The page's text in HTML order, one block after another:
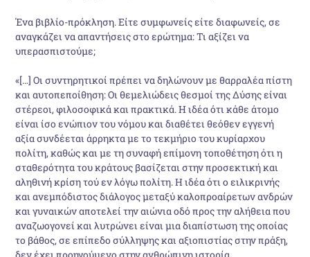
Ένα βιβλίο-πρόκληση. Είτε συμφωνείς είτε διαφωνείς, σε
αναγκάζει να απαντήσεις στο ερώτημα: Τι αξίζει να
υπερασπιστούμε;
«[…] Οι συντηρητικοί πρέπει να δηλώνουν με θαρραλέα πίστη
και αυτοπεποίθηση: Οι θεμελιώδεις θεσμοί της Δύσης είναι
στέρεοι, φιλοσοφικά και πρακτικά. Η ιδέα ότι κάθε άτομο
είναι ίσο ενώπιον του νόμου και διαθέτει θεόθεν εγγενή
αξία συνδέεται άρρηκτα με το τεκμήριο του κυρίαρχου
πολίτη, καθώς και με τη συναφή επίμονη τοποθέτηση ότι η
σταθερότητα του κράτους βασίζεται στην προσεκτική και
αληθινή κρίση τού εν λόγω πολίτη. Η ιδέα ότι ο ειλικρινής
και ανεμπόδιστος διάλογος μεταξύ καλοπροαίρετων ανδρών
και γυναικών αποτελεί την αιώνια οδό προς την αλήθεια που
αναζωογονεί και λυτρώνει είναι μια διαπίστωση της οποίας
το βάθος, σε επίπεδο σύλληψης και αξιοπιστίας στην πράξη,